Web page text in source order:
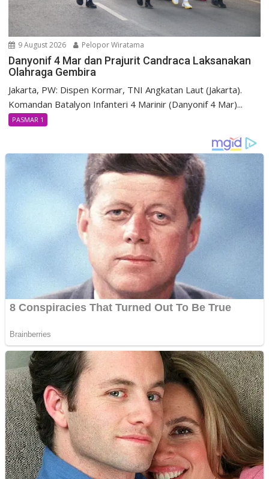
9 August 2026 Pelopor Wiratama
Danyonif 4 Mar dan Prajurit Candraca Laksanakan
Olahraga Gembira
Jakarta, PW: Dispen Kormar, TNI Angkatan Laut (Jakarta).
Komandan Batalyon Infanteri 4 Marinir (Danyonif 4 Mar)...
PASMAR 1